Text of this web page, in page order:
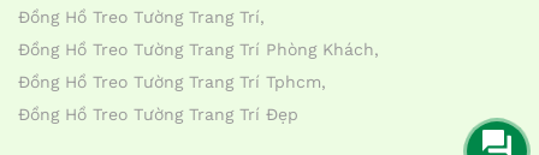
Đồng Hồ Treo Tường Trang Trí
Đồng Hồ Treo Tường Trang Trí Phòng Khách
Đồng Hồ Treo Tường Trang Trí Tphcm
Đồng Hồ Treo Tường Trang Trí Đẹp